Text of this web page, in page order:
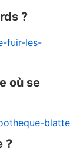
?
fuir-les-
où se
blatte
?